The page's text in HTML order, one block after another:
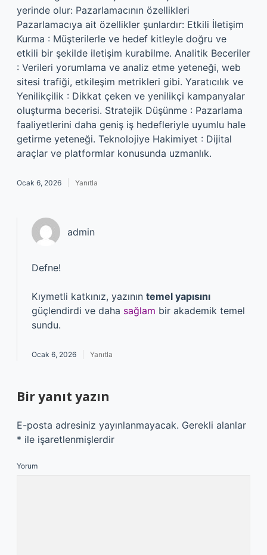
yerinde olur: Pazarlamacının özellikleri
Pazarlamacıya ait özellikler şunlardır: Etkili İletişim
Kurma : Müşterilerle ve hedef kitleyle doğru ve
etkili bir şekilde iletişim kurabilme. Analitik Beceriler
: Verileri yorumlama ve analiz etme yeteneği, web
sitesi trafiği, etkileşim metrikleri gibi. Yaratıcılık ve
Yenilikçilik : Dikkat çeken ve yenilikçi kampanyalar
oluşturma becerisi. Stratejik Düşünme : Pazarlama
faaliyetlerini daha geniş iş hedefleriyle uyumlu hale
getirme yeteneği. Teknolojiye Hakimiyet : Dijital
araçlar ve platformlar konusunda uzmanlık.
Ocak 6, 2026 Yanıtla
admin
Defne!
Kıymetli katkınız, yazının temel yapısını
güçlendirdi ve daha sağlam bir akademik temel
sundu.
Ocak 6, 2026 Yanıtla
Bir yanıt yazın
E-posta adresiniz yayınlanmayacak. Gerekli alanlar
* ile işaretlenmişlerdir
Yorum